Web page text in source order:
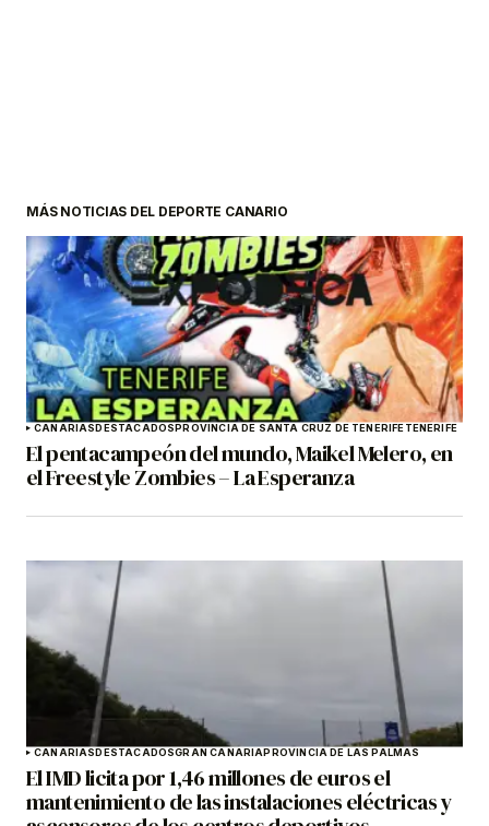
MÁS NOTICIAS DEL DEPORTE CANARIO
CANARIASDESTACADOSPROVINCIA DE SANTA CRUZ DE TENERIFETENERIFE
El pentacampeón del mundo, Maikel Melero, en
el Freestyle Zombies – La Esperanza
CANARIASDESTACADOSGRAN CANARIAPROVINCIA DE LAS PALMAS
El IMD licita por 1,46 millones de euros el
mantenimiento de las instalaciones eléctricas y